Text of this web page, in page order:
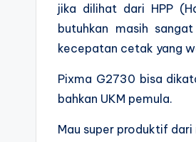
jika dilihat dari HPP
butuhkan masih
kecepatan cetak yang
Pixma G2730 bisa
bahkan UKM pemula.
Mau super produktif dari